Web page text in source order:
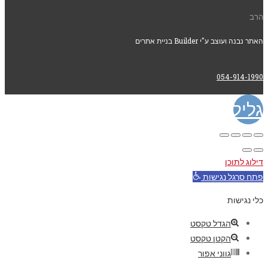
הרב
האתר נבנה ועוצב ע"י Builder בניית אתרים
054-914-1990
גלילה
לראש
העמוד
דילוג לתוכן
פתח סרגל נגישות
כלי נגישות
הגדל טקסט
הקטן טקסט
גווני אפור